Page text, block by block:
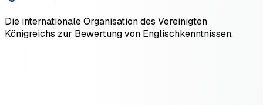
Die internationale Organisation des Vereinigten
Königreichs zur Bewertung von Englischkenntnissen.